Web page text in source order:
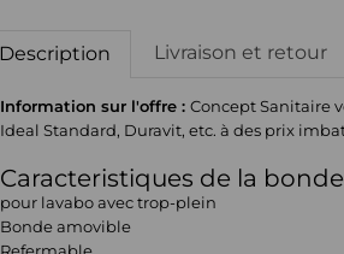
Description Livraison et retour
Information sur l'offre :Concept Sanitaire
Ideal Standard, Duravit, etc. à des prix
Caracteristiques de la
pour lavabo avec trop-plein
Bonde amovible